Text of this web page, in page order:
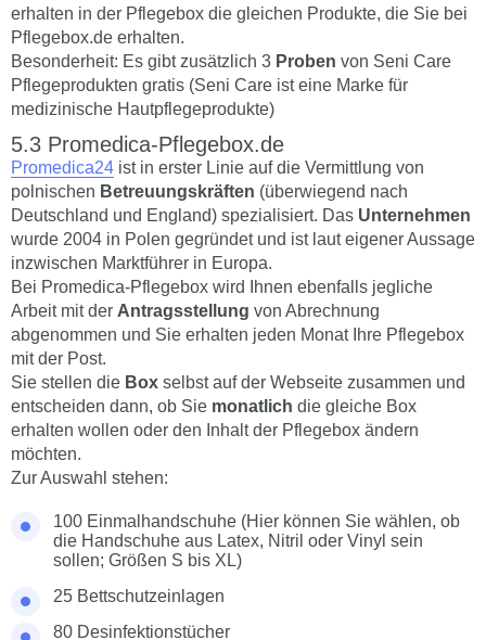
erhalten in der Pflegebox die gleichen Produkte, die Sie bei
Pflegebox.de erhalten.
Besonderheit: Es gibt zusätzlich 3 Proben von Seni Care
Pflegeprodukten gratis (Seni Care ist eine Marke für
medizinische Hautpflegeprodukte)
Promedica-Pflegebox.de
Promedica24 ist in erster Linie auf die Vermittlung von
polnischen Betreuungskräften (überwiegend nach
Deutschland und England) spezialisiert. Das Unternehmen
wurde 2004 in Polen gegründet und ist laut eigener Aussage
inzwischen Marktführer in Europa.
Bei Promedica-Pflegebox wird Ihnen ebenfalls jegliche
Arbeit mit der Antragsstellung von Abrechnung
abgenommen und Sie erhalten jeden Monat Ihre Pflegebox
mit der Post.
Sie stellen die Box selbst auf der Webseite zusammen und
entscheiden dann, ob Sie monatlich die gleiche Box
erhalten wollen oder den Inhalt der Pflegebox ändern
möchten.
Zur Auswahl stehen:
100 Einmalhandschuhe (Hier können Sie wählen, ob
die Handschuhe aus Latex, Nitril oder Vinyl sein
sollen; Größen S bis XL)
25 Bettschutzeinlagen
80 Desinfektionstücher